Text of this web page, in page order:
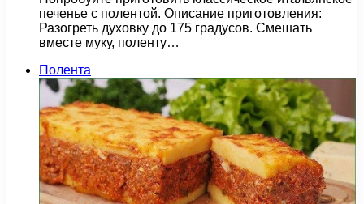
печенье с полентой. Описание приготовления:
Разогреть духовку до 175 градусов. Смешать
вместе муку, поленту…
Полента